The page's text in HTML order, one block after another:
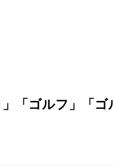
「ゴルフ」「ゴ